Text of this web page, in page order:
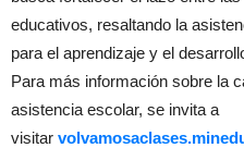
educativos, resaltando la
para el aprendizaje y el
Para más información sobre la
asistencia escolar, se invita a
visitar